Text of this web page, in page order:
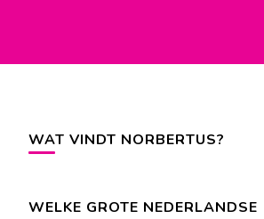
WAT VINDT NORBERTUS?
WELKE GROTE NEDERLANDSE